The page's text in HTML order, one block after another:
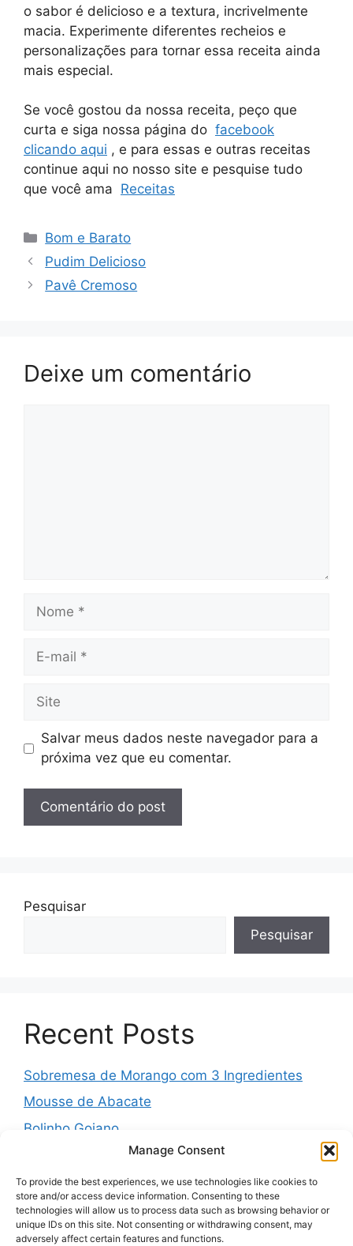
Manage Consent
To provide the best experiences, we use technologies like cookies to
store and/or access device information. Consenting to these
technologies will allow us to process data such as browsing behavior or
unique IDs on this site. Not consenting or withdrawing consent, may
adversely affect certain features and functions.
o sabor é delicioso e a textura, incrivelmente
macia. Experimente diferentes recheios e
personalizações para tornar essa receita ainda
mais especial.
Se você gostou da nossa receita, peço que
curta e siga nossa página do facebook
clicando aqui , e para essas e outras receitas
continue aqui no nosso site e pesquise tudo
que você ama Receitas
Categorias
Bom e Barato
Pudim Delicioso
Pavê Cremoso
Deixe um comentário
Nome
Site
Salvar meus dados neste navegador para a
próxima vez que eu comentar.
Pesquisar
Pesquisar
Recent Posts
Sobremesa de Morango com 3 Ingredientes
Mousse de Abacate
Bolinho Goiano
Muffins Salgados de Legumes